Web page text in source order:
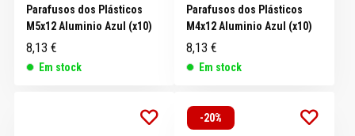
Parafusos dos Plásticos
M5x12 Aluminio Azul (x10)
8,13 €
Em stock
Parafusos dos Plásticos
M4x12 Aluminio Azul (x10)
8,13 €
Em stock
-20%